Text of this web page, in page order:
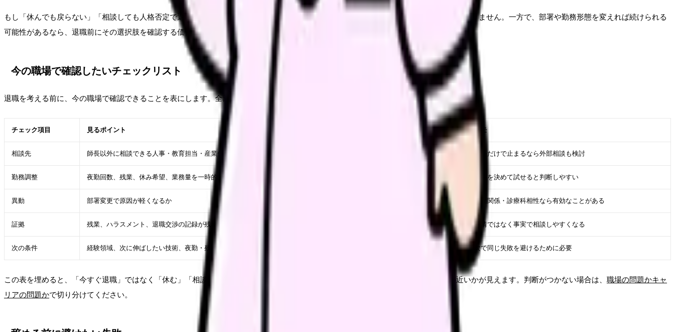
もし「休んでも戻らない」「相談しても人格否定で返される」「勤務調整の余地がない」なら、今の職場に残る前提だけで考える必要はありません。一方で、部署や勤務形態を変えれば続けられる
可能性があるなら、退職前にその選択肢を確認する価値があります。
今の職場で確認したいチェックリスト
退職を考える前に、今の職場で確認できることを表にします。全部を完璧に確認する必要はありません。自分に関係する項目からで十分です。
チェック項目 見るポイント メモ
相談先 師長以外に相談できる人事・教育担当・産業保健スタッフがいるか 師長だけで止まるなら外部相談も検討
勤務調整 夜勤回数、残業、休み希望、業務量を一時的に変えられるか 期間を決めて試せると判断しやすい
異動 部署変更で原因が軽くなるか 人間関係・診療科相性なら有効なことがある
証拠 残業、ハラスメント、退職交渉の記録が残っているか 感情ではなく事実で相談しやすくなる
次の条件 経験領域、次に伸ばしたい技術、夜勤・残業・教育の条件を求人票や面接で確認できるか 次で同じ失敗を避けるために必要
この表を埋めると、「今すぐ退職」ではなく「休む」「相談する」「異動を出す」「在職転職を始める」「退職日を決める」のどれが近いかが見えます。判断がつかない場合は、 職場の問題かキャ
リアの問題かで切り分けてください。